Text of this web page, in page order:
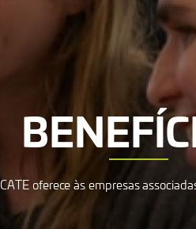
oferece às empresas